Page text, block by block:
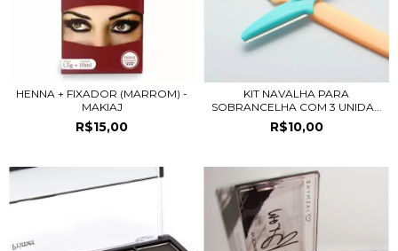
HENNA + FIXADOR (MARROM) -
MAKIAJ
R$15,00
KIT NAVALHA PARA
SOBRANCELHA COM 3 UNIDA...
R$10,00